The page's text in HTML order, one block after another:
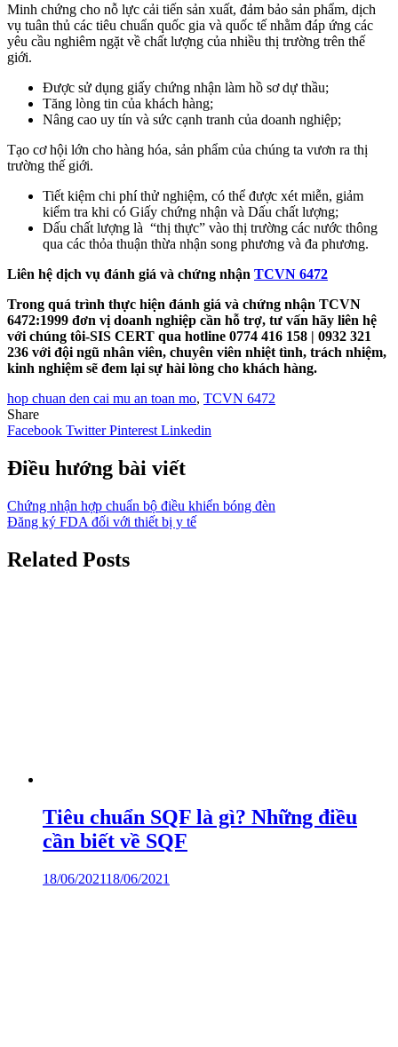
Minh chứng cho nỗ lực cải tiến sản xuất, đảm bảo sản phẩm, dịch
vụ tuân thủ các tiêu chuẩn quốc gia và quốc tế nhằm đáp ứng các
yêu cầu nghiêm ngặt về chất lượng của nhiều thị trường trên thế
giới.
Được sử dụng giấy chứng nhận làm hồ sơ dự thầu;
Tăng lòng tin của khách hàng;
Nâng cao uy tín và sức cạnh tranh của doanh nghiệp;
Tạo cơ hội lớn cho hàng hóa, sản phẩm của chúng ta vươn ra thị
trường thế giới.
Tiết kiệm chi phí thử nghiệm, có thể được xét miễn, giảm
kiểm tra khi có Giấy chứng nhận và Dấu chất lượng;
Dấu chất lượng là “thị thực” vào thị trường các nước thông
qua các thỏa thuận thừa nhận song phương và đa phương.
Liên hệ dịch vụ đánh giá và chứng nhận TCVN 6472
Trong quá trình thực hiện đánh giá và chứng nhận TCVN
6472:1999 đơn vị doanh nghiệp cần hỗ trợ, tư vấn hãy liên hệ
với chúng tôi-SIS CERT qua hotline 0774 416 158 | 0932 321
236 với đội ngũ nhân viên, chuyên viên nhiệt tình, trách nhiệm,
kinh nghiệm sẽ đem lại sự hài lòng cho khách hàng.
hop chuan den cai mu an toan mo, TCVN 6472
Share
Facebook TwitterPinterest Linkedin
Điều hướng bài viết
Chứng nhận hợp chuẩn bộ điều khiển bóng đèn
Đăng ký FDA đối với thiết bị y tế
Related Posts
Tiêu chuẩn SQF là gì? Những điều
cần biết về SQF
18/06/202118/06/2021